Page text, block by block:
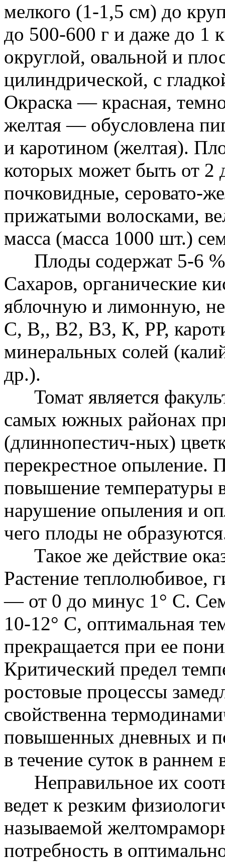
мелкого (1-1,5 см) до
до 500-600 г и даже до 1
округлой, овальной и
цилиндрической, с
Окраска — красная,
желтая — обусловлена
и каротином (желтая).
которых может быть от 2
почковидные, серовато-
прижатыми волосками,
масса (масса 1000 шт.)
Плоды содержат 5-6 %
Сахаров, органические
яблочную и лимонную,
С, В,, В2, В3, К, РР,
минеральных солей
др.).
Томат является
самых южных районах
(длиннопестич-ных)
перекрестное опыление.
повышение температуры
нарушение опыления и
чего плоды не
Такое же действие
Растение теплолюбивое,
— от 0 до минус 1° С.
10-12° С, оптимальная
прекращается при ее
Критический предел
ростовые процессы
свойственна
повышенных дневных и
в течение суток в раннем
Неправильное их
ведет к резким
называемой
потребность в